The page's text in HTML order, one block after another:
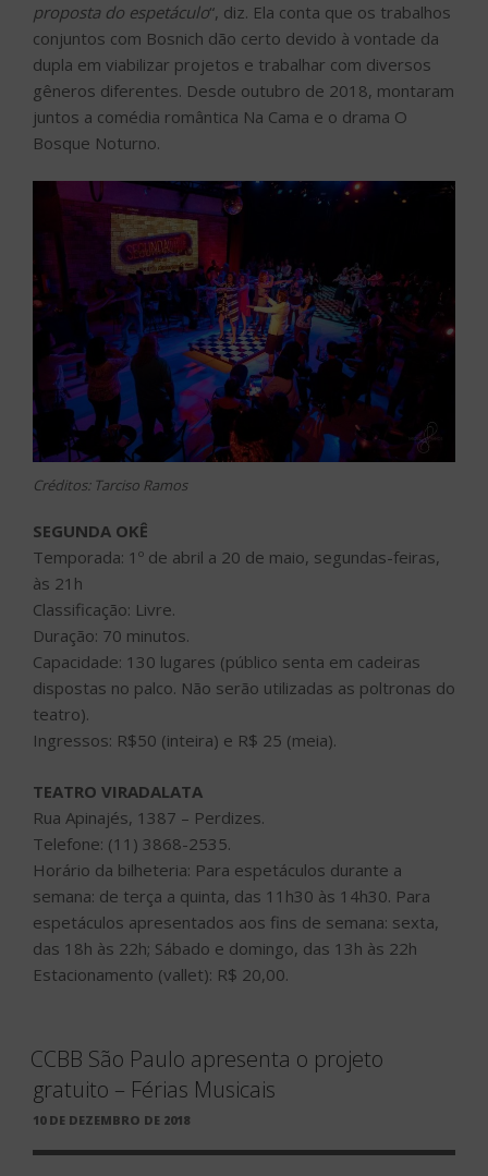
proposta do espetáculo“, diz. Ela conta que os trabalhos
conjuntos com Bosnich dão certo devido à vontade da
dupla em viabilizar projetos e trabalhar com diversos
gêneros diferentes. Desde outubro de 2018, montaram
juntos a comédia romântica Na Cama e o drama O
Bosque Noturno.
Créditos: Tarciso Ramos
SEGUNDA OKÊ
Temporada: 1º de abril a 20 de maio, segundas-feiras,
às 21h
Classificação: Livre.
Duração: 70 minutos.
Capacidade: 130 lugares (público senta em cadeiras
dispostas no palco. Não serão utilizadas as poltronas do
teatro).
Ingressos: R$50 (inteira) e R$ 25 (meia).
TEATRO VIRADALATA
Rua Apinajés, 1387 – Perdizes.
Telefone: (11) 3868-2535.
Horário da bilheteria: Para espetáculos durante a
semana: de terça a quinta, das 11h30 às 14h30. Para
espetáculos apresentados aos fins de semana: sexta,
das 18h às 22h; Sábado e domingo, das 13h às 22h
Estacionamento (vallet): R$ 20,00.
CCBB São Paulo apresenta o projeto
gratuito – Férias Musicais
PUBLICADO
10 DE DEZEMBRO DE 2018